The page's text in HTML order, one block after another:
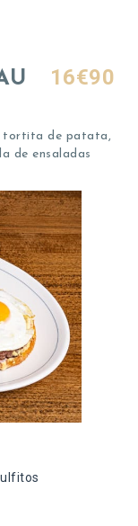
16€90
tortita de patata,
de ensaladas